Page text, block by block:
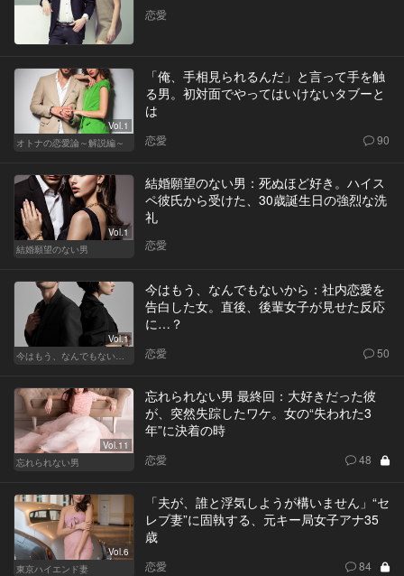
恋愛
Vol.1
オトナの恋愛論～解説編～
「俺、手相見られるんだ」と言って手を触
る男。初対面でやってはいけないタブーと
は
恋愛 90
Vol.1
結婚願望のない男
結婚願望のない男：死ぬほど好き。ハイス
ペ彼氏から受けた、30歳誕生日の強烈な洗
礼
恋愛
Vol.1
今はもう、なんでもないから：社内恋愛を
告白した女。直後、後輩女子が見せた反応
に…？
恋愛 50
Vol.11
忘れられない男
忘れられない男 最終回：大好きだった彼
が、突然失踪したワケ。女の“失われた3
年”に決着の時
恋愛 48
Vol.6
東京ハイエンド妻
「夫が、誰と浮気しようが構いません」“セ
レブ妻”に固執する、元キー局女子アナ35
歳
恋愛 84